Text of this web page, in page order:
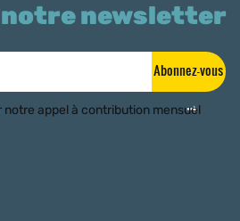
notre newsletter
Abonnez-vous
notre appel à contribution mensuel